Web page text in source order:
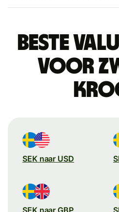
Beste
voor
SEK naar USD
SEK naar GBP